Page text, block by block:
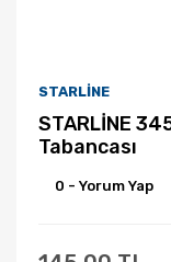
STARLİNE
STARLİNE
Tabancası
0 - Yorum Yap